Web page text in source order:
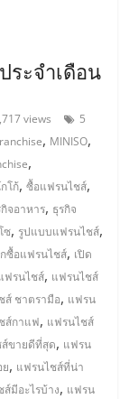
ะจำเดือน
views
5
, MINISO,
,
โก้,ซื้อแฟรนไชส์,
จอาหาร, ธุรกิจ
ซ, รูปแบบแฟรนไชส์,
ซื้อแฟรนไชส์, เปิด
ฟรนไชส์, แฟรนไชส์
ส์ ชาตรามือ, แฟรน
ส์กาแฟ, แฟรนไชส์
ขายดีที่สุด, แฟรน
, แฟรนไชส์ที่น่า
มีอะไรบ้าง, แฟรน